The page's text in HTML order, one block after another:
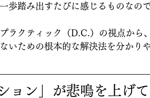
歩踏み出すたびに感じるものなの
ラクティック（D.C.）の視点から
いための根本的な解決法を分かり
ョン」が悲鳴を上げて